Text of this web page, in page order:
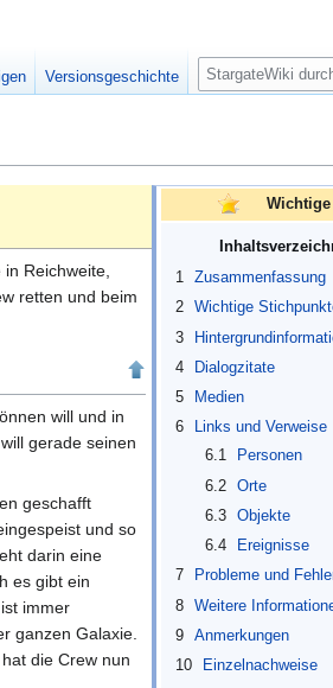
1
Zusammenfassung
2
Wichtige
3
4
Dialogzitate
5
Medien
6
Links und Verweise
6.1
Personen
6.2
Orte
6.3
Objekte
6.4
Ereignisse
7
Probleme und
8
Weitere
9
Anmerkungen
10
Einzelnachweise
Reichweite,
retten und beim
will und in
gerade seinen
geschafft
und so
darin eine
es gibt ein
immer
ganzen Galaxie.
die Crew nun
Versionsgeschichte
S
u
e